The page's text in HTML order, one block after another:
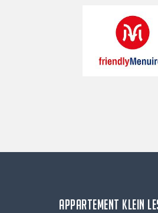
APPARTEMENT KLEIN